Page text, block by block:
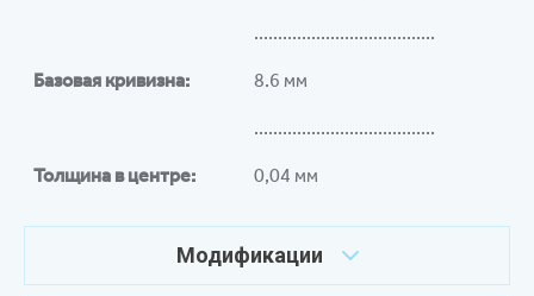
......................................
Базовая кривизна: 8.6 мм
......................................
Толщина в центре: 0,04 мм
Модификации